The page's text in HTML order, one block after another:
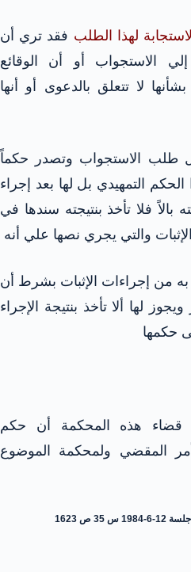
لهذا الطلب فقد تري أن
الاستجواب أو أن الوقائع
لا تتعلق بالدعوى أو أنها
طلب الاستجواب وتصدر حكماً
التمهيدي بل لها بعد إجراء
بالاً فلا تأخذ بنتيجته سندها في
من إجراءات الإثبات بشرط أن
لها ألا تأخذ بنتيجة الإجراء
حكمها
قضاء هذه المحكمة أن حكم
المقضي ولمحكمة الموضوع